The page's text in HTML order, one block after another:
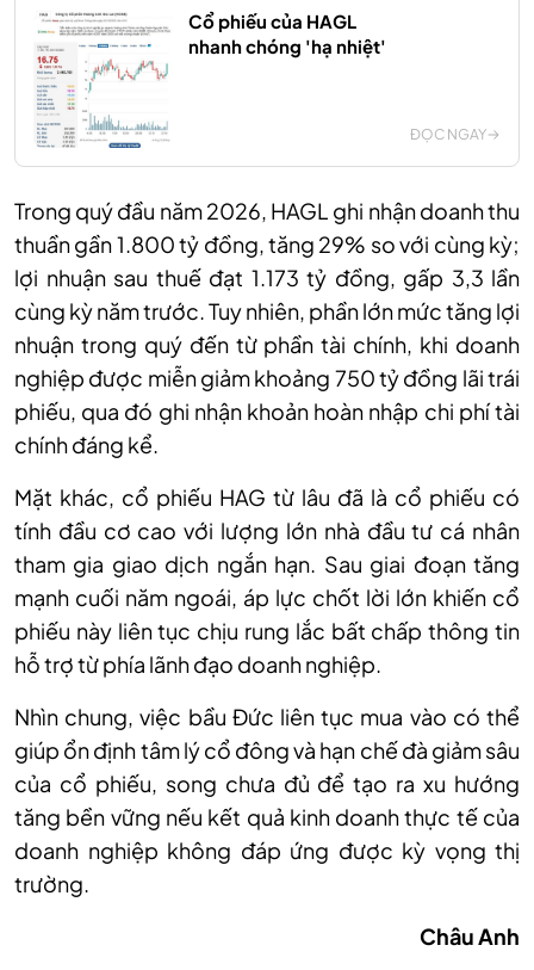
Cổ phiếu của HAGL
nhanh chóng 'hạ nhiệt'
ĐỌC NGAY
Trong quý đầu năm 2026, HAGL ghi nhận doanh thu
thuần gần 1.800 tỷ đồng, tăng 29% so với cùng kỳ;
lợi nhuận sau thuế đạt 1.173 tỷ đồng, gấp 3,3 lần
cùng kỳ năm trước. Tuy nhiên, phần lớn mức tăng lợi
nhuận trong quý đến từ phần tài chính, khi doanh
nghiệp được miễn giảm khoảng 750 tỷ đồng lãi trái
phiếu, qua đó ghi nhận khoản hoàn nhập chi phí tài
chính đáng kể.
Mặt khác, cổ phiếu HAG từ lâu đã là cổ phiếu có
tính đầu cơ cao với lượng lớn nhà đầu tư cá nhân
tham gia giao dịch ngắn hạn. Sau giai đoạn tăng
mạnh cuối năm ngoái, áp lực chốt lời lớn khiến cổ
phiếu này liên tục chịu rung lắc bất chấp thông tin
hỗ trợ từ phía lãnh đạo doanh nghiệp.
Nhìn chung, việc bầu Đức liên tục mua vào có thể
giúp ổn định tâm lý cổ đông và hạn chế đà giảm sâu
của cổ phiếu, song chưa đủ để tạo ra xu hướng
tăng bền vững nếu kết quả kinh doanh thực tế của
doanh nghiệp không đáp ứng được kỳ vọng thị
trường.
Châu Anh